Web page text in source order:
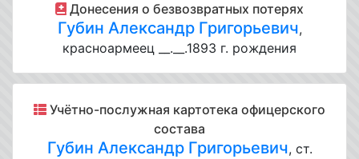
Донесения о безвозвратных потерях
Губин Александр Григорьевич,
красноармеец __.__.1893 г. рождения
Учётно-послужная картотека офицерского
состава
Губин Александр Григорьевич, ст.